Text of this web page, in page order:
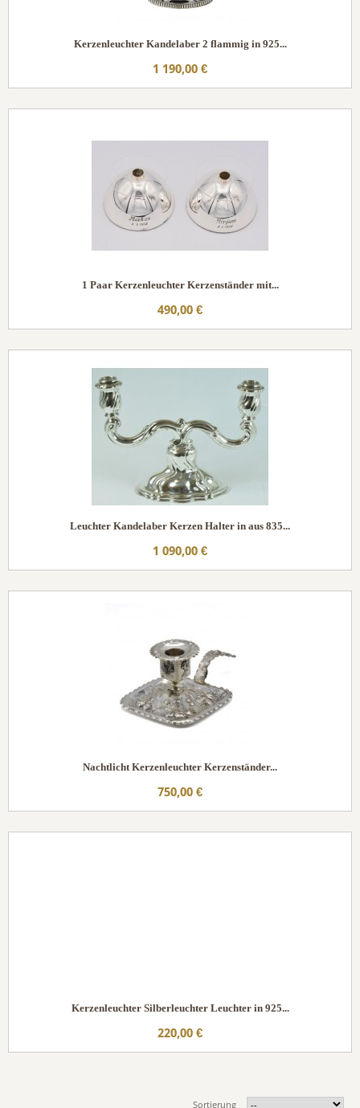
Kerzenleuchter Kandelaber 2 flammig in 925...
1 190,00 €
1 Paar Kerzenleuchter Kerzenständer mit...
490,00 €
Leuchter Kandelaber Kerzen Halter in aus 835...
1 090,00 €
Nachtlicht Kerzenleuchter Kerzenständer...
750,00 €
Kerzenleuchter Silberleuchter Leuchter in 925...
220,00 €
Sortierung